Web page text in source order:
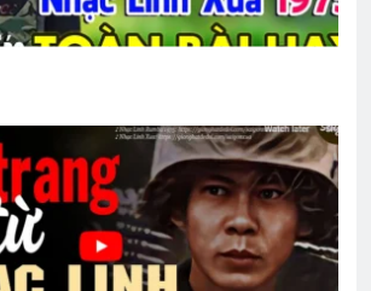
Khóa 23 Đại Hội 50 năm 1966-2016
2 Years Ago